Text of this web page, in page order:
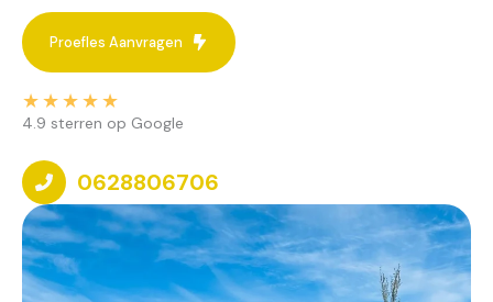
Proefles Aanvragen
★★★★★
4.9 sterren op Google
0628806706